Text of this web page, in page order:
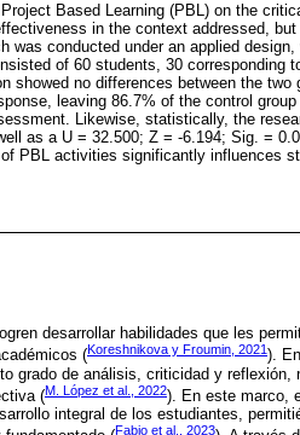
Based Learning (PBL) on the
in the context addressed, but
conducted under an applied
of 60 students, 30 corresponding
showed no differences between the two
leaving 86.7% of the control
Likewise, statistically, the
as a U = 32.500; Z = -6.194; Sig. =
PBL activities significantly influences
desarrollar habilidades que les
(Koreshnikova y Froumin, 2021).
grado de análisis, criticidad y reflexión,
(M. López et al., 2022). En este marco,
integral de los estudiantes,
Fabio et al., 2023